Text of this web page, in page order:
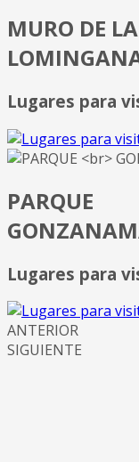
MURO DE LA
Lugares para
PARQUE
Lugares para
ANTERIOR
SIGUIENTE